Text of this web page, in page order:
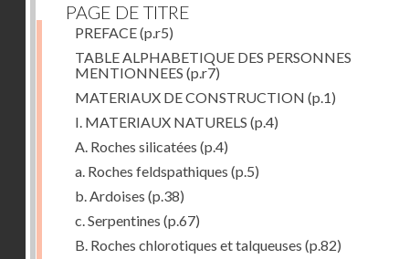
PAGE DE TITRE
PREFACE(p.r5)
TABLE ALPHABETIQUE DES PERSONNES
MENTIONNEES (p.r7)
MATERIAUX DE CONSTRUCTION (p.1)
I. MATERIAUX NATURELS (p.4)
A. Roches silicatées (p.4)
a. Roches feldspathiques (p.5)
b. Ardoises (p.38)
c. Serpentines (p.67)
B. Roches chlorotiques et talqueuses (p.82)